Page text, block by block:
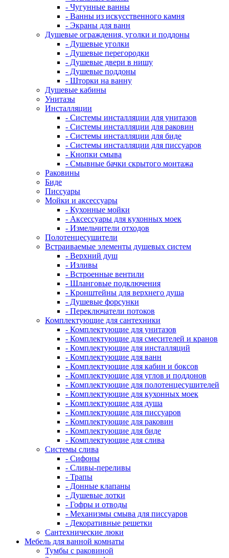
- Чугунные ванны
- Ванны из искусственного камня
- Экраны для ванн
Душевые ограждения, уголки и поддоны
- Душевые уголки
- Душевые перегородки
- Душевые двери в нишу
- Душевые поддоны
- Шторки на ванну
Душевые кабины
Унитазы
Инсталляции
- Системы инсталляции для унитазов
- Системы инсталляции для раковин
- Системы инсталляции для биде
- Системы инсталляции для писсуаров
- Кнопки смыва
- Смывные бачки скрытого монтажа
Раковины
Биде
Писсуары
Мойки и аксессуары
- Кухонные мойки
- Аксессуары для кухонных моек
- Измельчители отходов
Полотенцесушители
Встраиваемые элементы душевых систем
- Верхний душ
- Изливы
- Встроенные вентили
- Шланговые подключения
- Кронштейны для верхнего душа
- Душевые форсунки
- Переключатели потоков
Комплектующие для сантехники
- Комплектующие для унитазов
- Комплектующие для смесителей и кранов
- Комплектующие для инсталляций
- Комплектующие для ванн
- Комплектующие для кабин и боксов
- Комплектующие для углов и поддонов
- Комплектующие для полотенцесушителей
- Комплектующие для кухонных моек
- Комплектующие для душа
- Комплектующие для писсуаров
- Комплектующие для раковин
- Комплектующие для биде
- Комплектующие для слива
Системы слива
- Сифоны
- Сливы-переливы
- Трапы
- Донные клапаны
- Душевые лотки
- Гофры и отводы
- Механизмы смыва для писсуаров
- Декоративные решетки
Сантехнические люки
Мебель для ванной комнаты
Тумбы с раковиной